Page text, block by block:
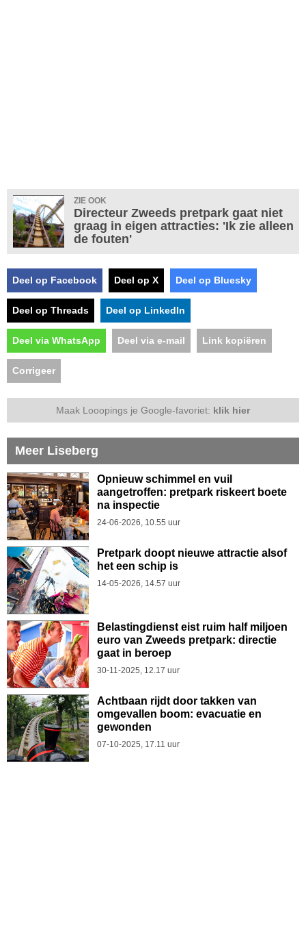
ZIE OOK
Directeur Zweeds pretpark gaat niet
graag in eigen attracties: 'Ik zie alleen
de fouten'
Deel op Facebook Deel op X Deel op Bluesky
Deel op Threads Deel op LinkedIn
Deel via WhatsApp Deel via e-mail Link kopiëren
Corrigeer
Maak Looopings je Google-favoriet: klik hier
Meer Liseberg
Opnieuw schimmel en vuil
aangetroffen: pretpark riskeert boete
na inspectie
24-06-2026, 10.55 uur
Pretpark doopt nieuwe attractie alsof
het een schip is
14-05-2026, 14.57 uur
Belastingdienst eist ruim half miljoen
euro van Zweeds pretpark: directie
gaat in beroep
30-11-2025, 12.17 uur
Achtbaan rijdt door takken van
omgevallen boom: evacuatie en
gewonden
07-10-2025, 17.11 uur